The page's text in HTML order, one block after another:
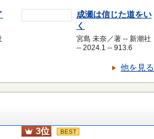
成瀬は信じた道をい
く
宮島 未奈／著 -- 新潮社
-- 2024.1 -- 913.6
他を見る
3位 BEST